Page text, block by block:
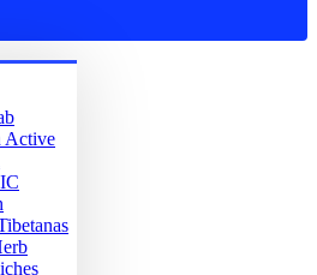
Active